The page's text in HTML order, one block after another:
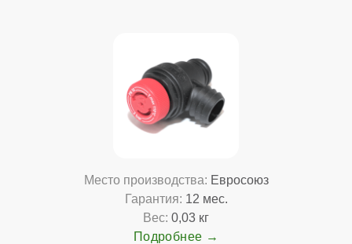
Место производства: Евросоюз
Гарантия: 12 мес.
Вес: 0,03 кг
Подробнее